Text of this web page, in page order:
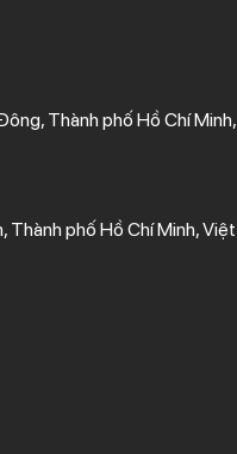
Thành phố Hồ Chí Minh,
Thành phố Hồ Chí Minh, Việt